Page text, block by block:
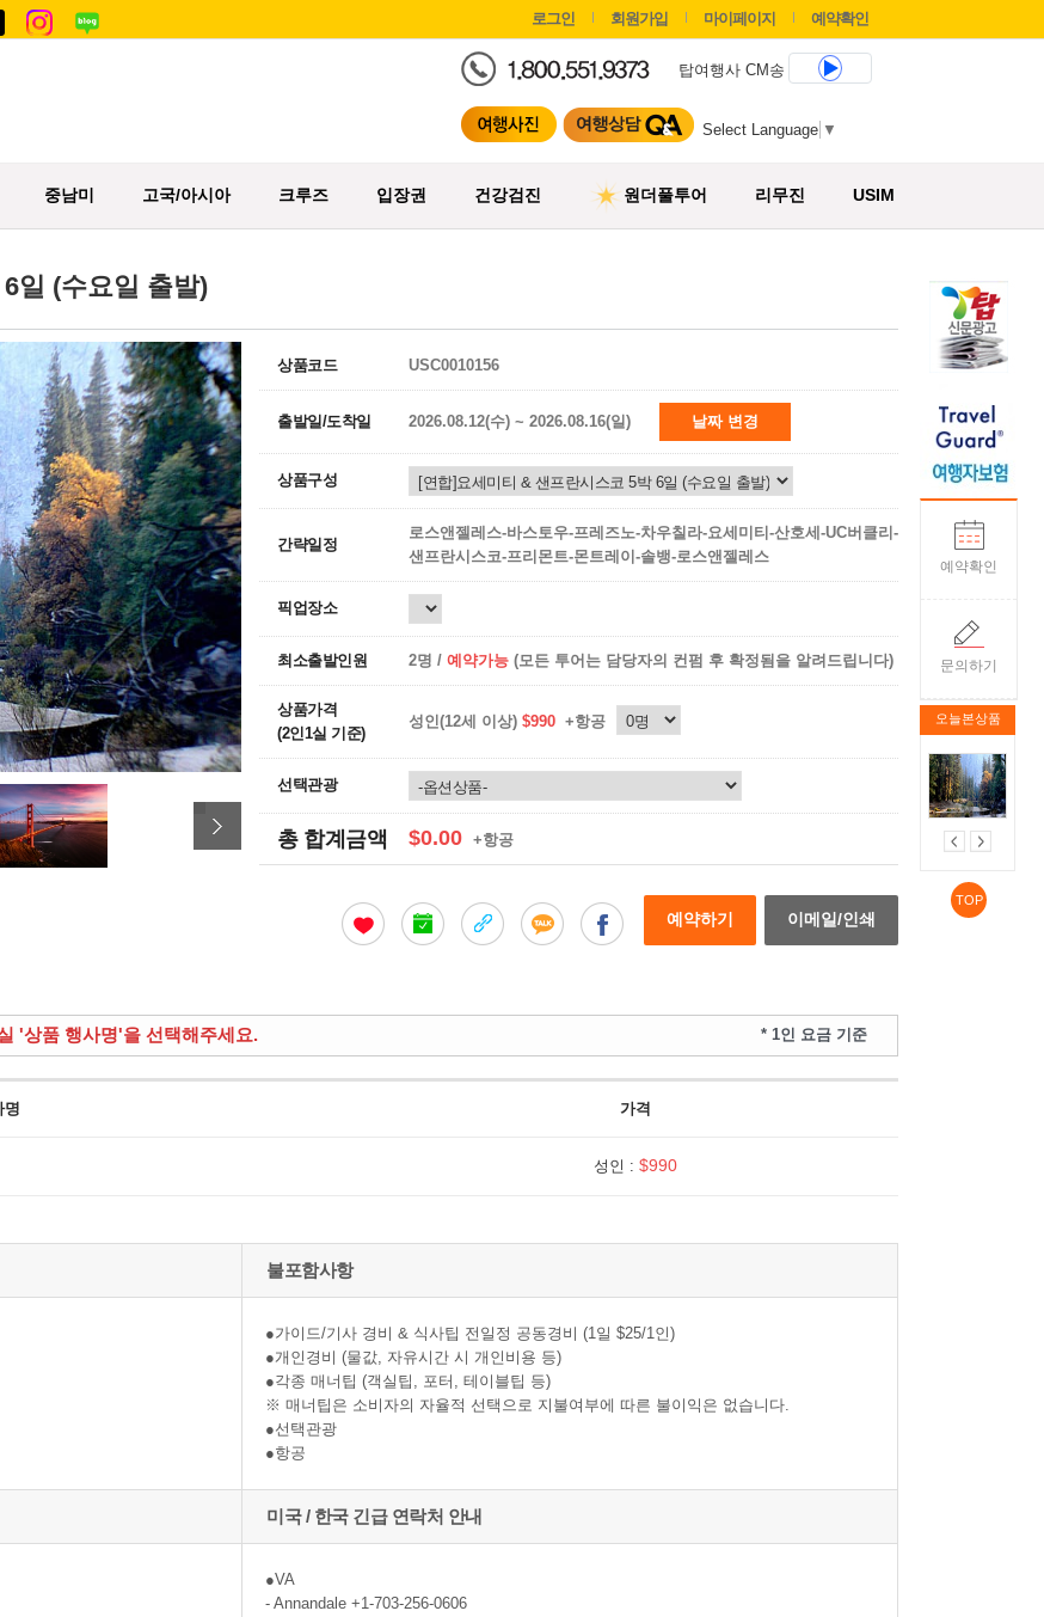
예약확인
문의하기
오늘본상품
TOP
로그인 회원가입 마이페이지 예약확인
탑여행사 CM송
Select Language ▼
중남미 고국/아시아 크루즈 입장권 건강검진 원더풀투어 리무진 USIM
일 (수요일 출발)
상품코드 USC0010156
출발일/도착일 2026.08.12(수) ~ 2026.08.16(일) 날짜 변경
상품구성
간략일정
로스앤젤레스-바스토우-프레즈노-차우칠라-요세미티-산호세-UC버클리-
샌프란시스코-프리몬트-몬트레이-솔뱅-로스앤젤레스
픽업장소
최소출발인원 2명 / 예약가능 (모든 투어는 담당자의 컨펌 후 확정됨을 알려드립니다)
상품가격
(2인1실 기준)
성인(12세 이상) $990 +항공
선택관광
총 합계금액 $0.00 +항공
예약하기 이메일/인쇄
'상품 행사명'을 선택해주세요. * 1인 요금 기준
명 가격
성인 : $990
불포함사항
●가이드/기사 경비 & 식사팁 전일정 공동경비 (1일 $25/1인)
●개인경비 (물값, 자유시간 시 개인비용 등)
●각종 매너팁 (객실팁, 포터, 테이블팁 등)
※ 매너팁은 소비자의 자율적 선택으로 지불여부에 따른 불이익은 없습니다.
●선택관광
●항공
미국 / 한국 긴급 연락처 안내
●VA
- Annandale +1-703-256-0606